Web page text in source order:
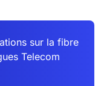
sur la fibre
Telecom